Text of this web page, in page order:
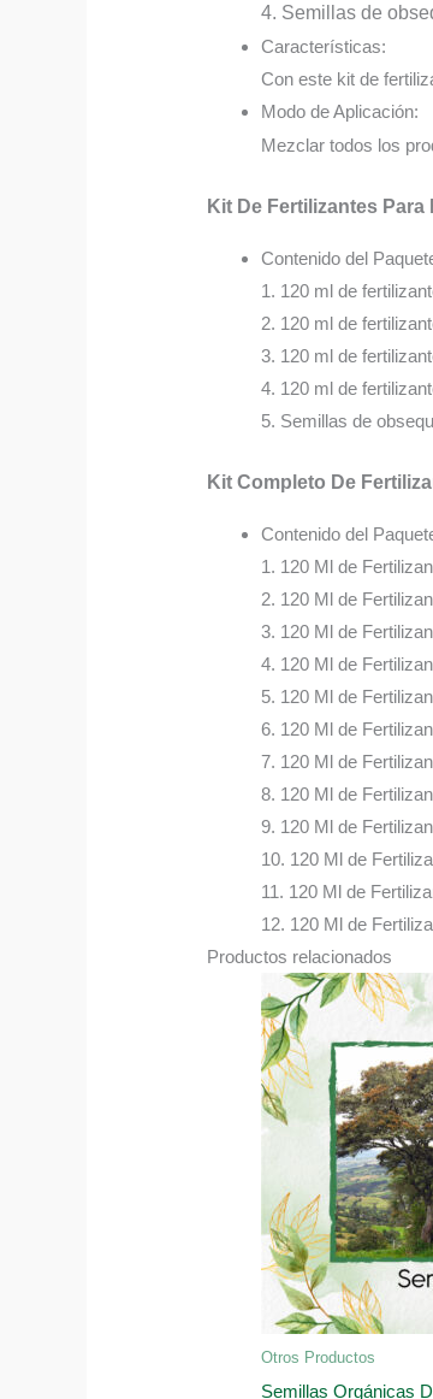
4. Semillas de
Características:
Con este kit de
Modo de Aplicación:
Mezclar todos los
Kit De Fertilizantes
Contenido del
1. 120 ml de
2. 120 ml de
3. 120 ml de
4. 120 ml de
5. Semillas de
Kit Completo De
Contenido del
1. 120 Ml de
2. 120 Ml de
3. 120 Ml de
4. 120 Ml de
5. 120 Ml de
6. 120 Ml de
7. 120 Ml de
8. 120 Ml de
9. 120 Ml de
10. 120 Ml de
11. 120 Ml de
12. 120 Ml de
Productos relacionados
Otros Productos
Semillas Orgánicas